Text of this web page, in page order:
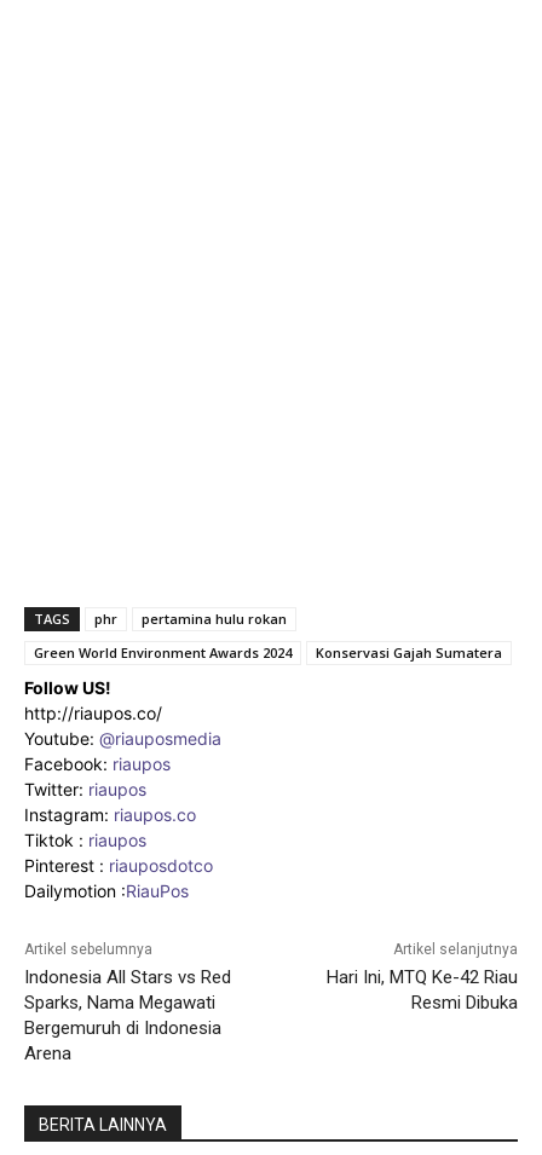
TAGS phr
pertamina hulu rokan
Green World Environment Awards 2024
Konservasi Gajah Sumatera
Follow US!
http://riaupos.co/
Youtube: @riauposmedia
Facebook: riaupos
Twitter: riaupos
Instagram: riaupos.co
Tiktok : riaupos
Pinterest : riauposdotco
Dailymotion :RiauPos
Artikel sebelumnya
Indonesia All Stars vs Red
Sparks, Nama Megawati
Bergemuruh di Indonesia
Arena
Artikel selanjutnya
Hari Ini, MTQ Ke-42 Riau
Resmi Dibuka
BERITA LAINNYA